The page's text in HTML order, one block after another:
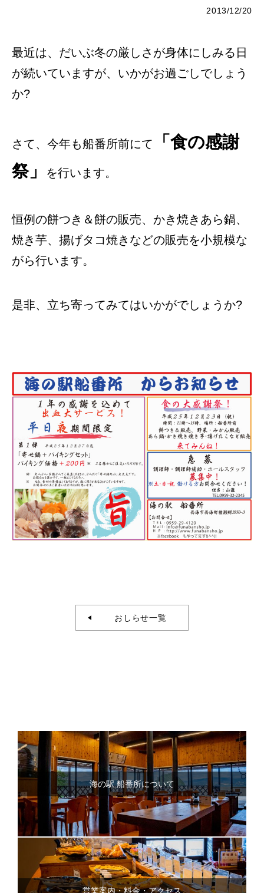
2013/12/20
最近は、だいぶ冬の厳しさが身体にしみる日
が続いていますが、いかがお過ごしでしょう
か?
さて、今年も船番所前にて
「食の感謝
祭」
を行います。
恒例の餅つき＆餅の販売、かき焼きあら鍋、
焼き芋、揚げタコ焼きなどの販売を小規模な
がら行います。
是非、立ち寄ってみてはいかがでしょうか?
おしらせ一覧
海の駅 船番所について
営業案内・料金・アクセス